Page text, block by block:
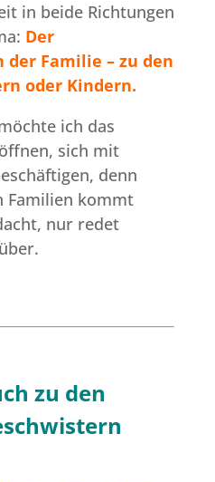
in beide Richtungen
Der
Familie – zu den
oder Kindern.
ich das
sich mit
denn
Familien kommt
nur redet
zu den